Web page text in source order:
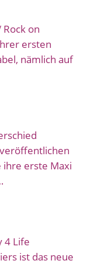
on
ersten
nämlich auf
veröffentlichen
ihre erste Maxi
4 Life
ist das neue